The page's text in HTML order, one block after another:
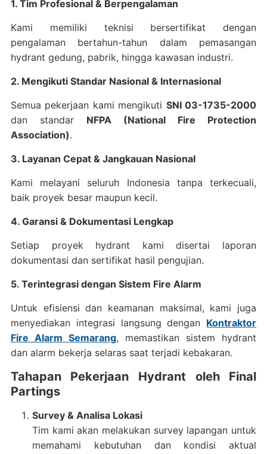
1. Tim Profesional & Berpengalaman
Kami memiliki teknisi bersertifikat dengan
pengalaman bertahun-tahun dalam pemasangan
hydrant gedung, pabrik, hingga kawasan industri.
2. Mengikuti Standar Nasional & Internasional
Semua pekerjaan kami mengikuti SNI 03-1735-2000
dan standar NFPA (National Fire Protection
Association).
3. Layanan Cepat & Jangkauan Nasional
Kami melayani seluruh Indonesia tanpa terkecuali,
baik proyek besar maupun kecil.
4. Garansi & Dokumentasi Lengkap
Setiap proyek hydrant kami disertai laporan
dokumentasi dan sertifikat hasil pengujian.
5. Terintegrasi dengan Sistem Fire Alarm
Untuk efisiensi dan keamanan maksimal, kami juga
menyediakan integrasi langsung dengan Kontraktor
Fire Alarm Semarang, memastikan sistem hydrant
dan alarm bekerja selaras saat terjadi kebakaran.
Tahapan Pekerjaan Hydrant oleh Final
Partings
Survey & Analisa Lokasi
Tim kami akan melakukan survey lapangan untuk
memahami kebutuhan dan kondisi aktual